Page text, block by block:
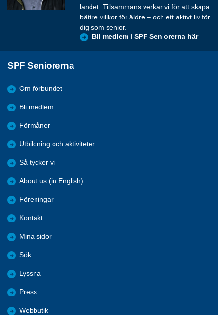
landet. Tillsammans verkar vi för att skapa
bättre villkor för äldre – och ett aktivt liv för
dig som senior.
Bli medlem i SPF Seniorerna här
SPF Seniorerna
Om förbundet
Bli medlem
Förmåner
Utbildning och aktiviteter
Så tycker vi
About us (in English)
Föreningar
Kontakt
Mina sidor
Sök
Lyssna
Press
Webbutik